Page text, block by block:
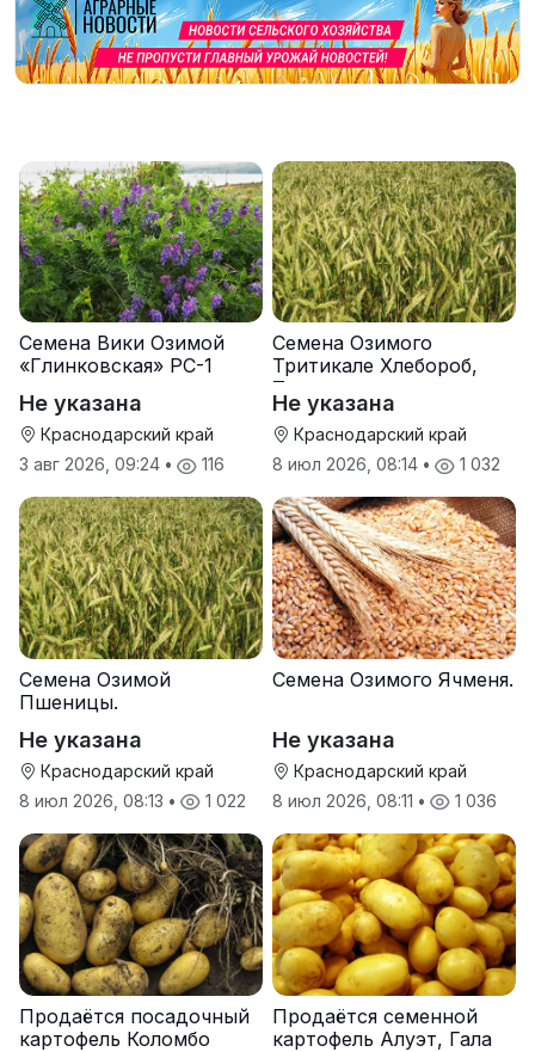
Семена Вики Озимой
«Глинковская» РС-1
Не указана
Краснодарский край
3 авг 2026, 09:24 • 116
Семена Озимого
Тритикале Хлебороб,
Тихон
Не указана
Краснодарский край
8 июл 2026, 08:14 • 1 032
Семена Озимой
Пшеницы.
Не указана
Краснодарский край
8 июл 2026, 08:13 • 1 022
Семена Озимого Ячменя.
Не указана
Краснодарский край
8 июл 2026, 08:11 • 1 036
Продаётся посадочный
картофель Коломбо
Продаётся семенной
картофель Алуэт, Гала